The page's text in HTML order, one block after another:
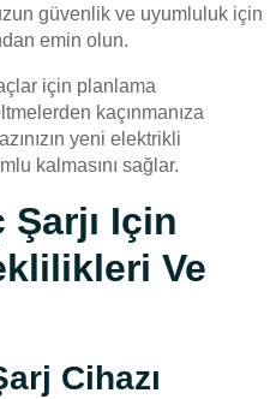
güvenlik ve uyumluluk için
emin olun.
için planlama
kaçınmanıza
yeni elektrikli
kalmasını sağlar.
Için
Ve
Cihazı